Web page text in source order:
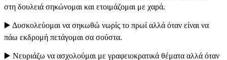
στη δουλειά σηκώνομαι και ετοιμάζομαι με χαρά.
▶️ Δυσκολεύομαι να σηκωθώ νωρίς το πρωί αλλά όταν είναι να
πάω εκδρομή πετάγομαι σα σούστα.
▶️ Νευριάζω να ασχολούμαι με γραφειοκρατικά θέματα αλλά όταν